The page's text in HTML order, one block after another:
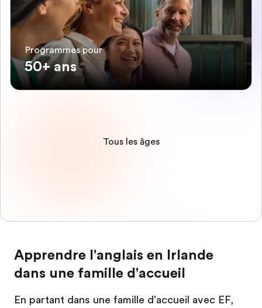
Programmes pour
50+ ans
Tous les âges
Apprendre l'anglais en Irlande
dans une famille d'accueil
En partant dans une famille d'accueil avec EF,